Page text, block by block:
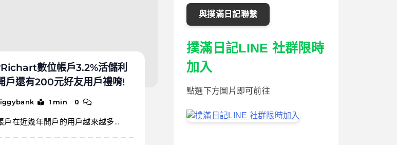
數位帳戶3.2%活儲利
戶還有200元好友用戶禮唷!
1 min 0
戶在近幾年開戶的用戶越來越多...
與撲滿日記聯繫
撲滿日記LINE 社群限時
加入
點選下方圖片即可前往